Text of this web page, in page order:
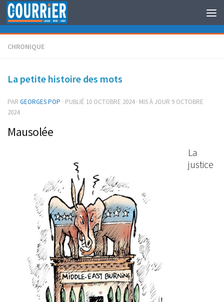
Au dessous du contenu
CHRONIQUE
La petite histoire des mots
PAR GEORGES POP · PUBLIÉ 10 OCTOBRE 2024· MIS À JOUR 9 OCTOBRE
2024
Mausolée
La
justice